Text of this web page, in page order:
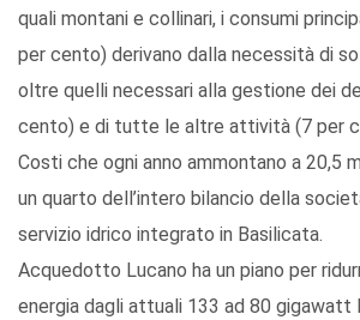
quali montani e collinari, i consumi
per cento) derivano dalla necessità di
oltre quelli necessari alla gestione dei
cento) e di tutte le altre attività (7 per
Costi che ogni anno ammontano a 20,5
un quarto dell’intero bilancio della
servizio idrico integrato in Basilicata.
Acquedotto Lucano ha un piano per
energia dagli attuali 133 ad 80 gigawatt